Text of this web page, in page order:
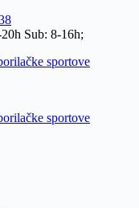
Sub: 8-16h;
sportove
sportove